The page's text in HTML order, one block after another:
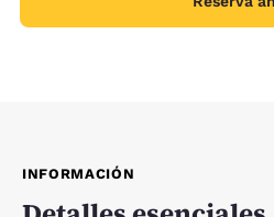
INFORMACIÓN